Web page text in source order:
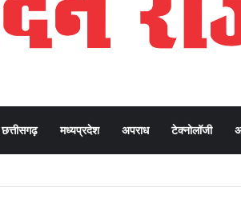
छत्तीसगढ़ मध्यप्रदेश अपराध टेक्नोलॉजी